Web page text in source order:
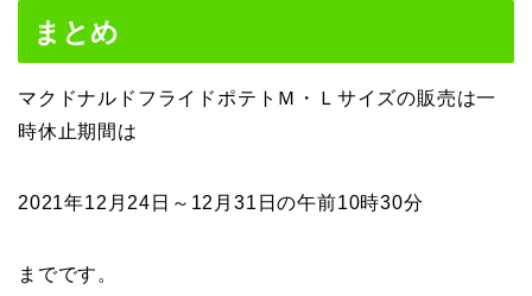
まとめ
マクドナルドフライドポテトＭ・Ｌサイズの販売は一
時休止期間は
2021年12月24日～12月31日の午前10時30分
までです。